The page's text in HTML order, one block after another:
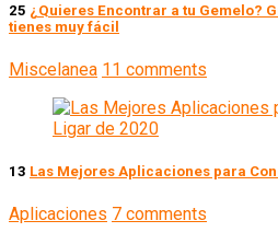
25 ¿Quieres Encontrar a tu Gemelo?
tienes muy fácil
Miscelanea 11 comments
13 Las Mejores Aplicaciones para
Aplicaciones 7 comments